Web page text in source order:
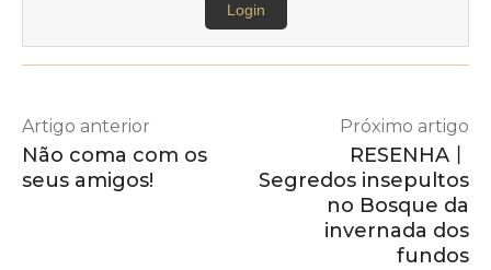
Login
Artigo anterior
Não coma com os
seus amigos!
Próximo artigo
RESENHA丨
Segredos insepultos
no Bosque da
invernada dos
fundos